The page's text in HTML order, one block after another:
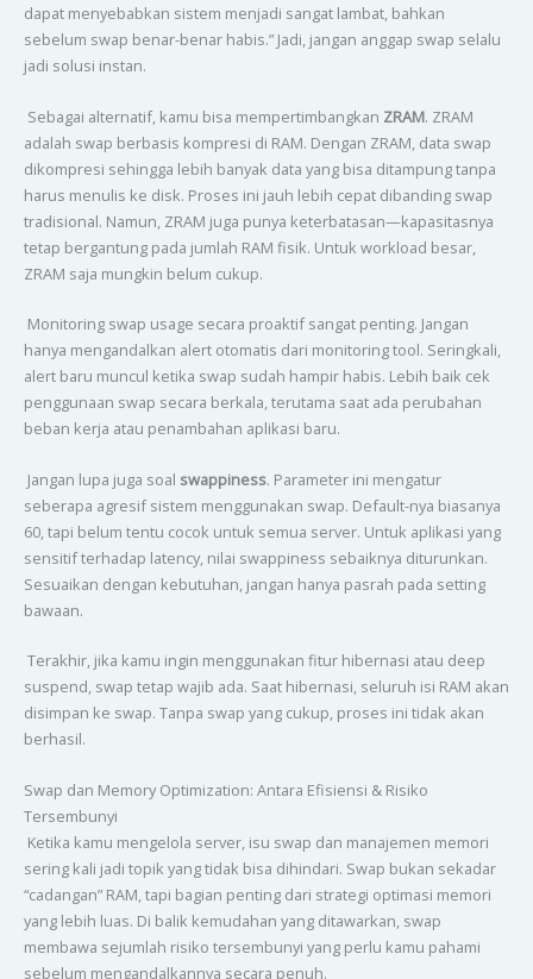
dapat menyebabkan sistem menjadi sangat lambat, bahkan
sebelum swap benar-benar habis.” Jadi, jangan anggap swap selalu
jadi solusi instan.
Sebagai alternatif, kamu bisa mempertimbangkan ZRAM. ZRAM
adalah swap berbasis kompresi di RAM. Dengan ZRAM, data swap
dikompresi sehingga lebih banyak data yang bisa ditampung tanpa
harus menulis ke disk. Proses ini jauh lebih cepat dibanding swap
tradisional. Namun, ZRAM juga punya keterbatasan—kapasitasnya
tetap bergantung pada jumlah RAM fisik. Untuk workload besar,
ZRAM saja mungkin belum cukup.
Monitoring swap usage secara proaktif sangat penting. Jangan
hanya mengandalkan alert otomatis dari monitoring tool. Seringkali,
alert baru muncul ketika swap sudah hampir habis. Lebih baik cek
penggunaan swap secara berkala, terutama saat ada perubahan
beban kerja atau penambahan aplikasi baru.
Jangan lupa juga soal swappiness. Parameter ini mengatur
seberapa agresif sistem menggunakan swap. Default-nya biasanya
60, tapi belum tentu cocok untuk semua server. Untuk aplikasi yang
sensitif terhadap latency, nilai swappiness sebaiknya diturunkan.
Sesuaikan dengan kebutuhan, jangan hanya pasrah pada setting
bawaan.
Terakhir, jika kamu ingin menggunakan fitur hibernasi atau deep
suspend, swap tetap wajib ada. Saat hibernasi, seluruh isi RAM akan
disimpan ke swap. Tanpa swap yang cukup, proses ini tidak akan
berhasil.
Swap dan Memory Optimization: Antara Efisiensi & Risiko
Tersembunyi
Ketika kamu mengelola server, isu swap dan manajemen memori
sering kali jadi topik yang tidak bisa dihindari. Swap bukan sekadar
“cadangan” RAM, tapi bagian penting dari strategi optimasi memori
yang lebih luas. Di balik kemudahan yang ditawarkan, swap
membawa sejumlah risiko tersembunyi yang perlu kamu pahami
sebelum mengandalkannya secara penuh.